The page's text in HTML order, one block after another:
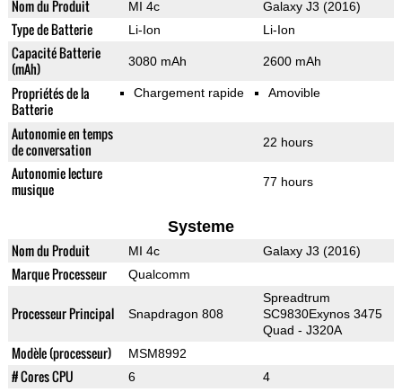
Nom du Produit MI 4c Galaxy J3 (2016)
Type de Batterie Li-Ion Li-Ion
Capacité Batterie
(mAh)
3080 mAh 2600 mAh
Propriétés de la
Batterie
Chargement rapide Amovible
Autonomie en temps
de conversation
22 hours
Autonomie lecture
musique
77 hours
Systeme
Nom du Produit MI 4c Galaxy J3 (2016)
Marque Processeur Qualcomm
Processeur Principal Snapdragon 808
Spreadtrum
SC9830Exynos 3475
Quad - J320A
Modèle (processeur) MSM8992
# Cores CPU 6 4